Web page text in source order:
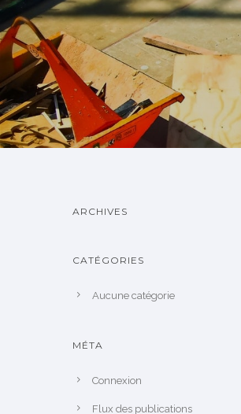
ARCHIVES
CATÉGORIES
Aucune catégorie
MÉTA
Connexion
Flux des publications